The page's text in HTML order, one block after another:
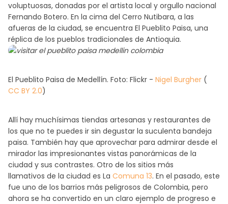
voluptuosas, donadas por el artista local y orgullo nacional
Fernando Botero. En la cima del Cerro Nutibara, a las
afueras de la ciudad, se encuentra El Pueblito Paisa, una
réplica de los pueblos tradicionales de Antioquia.
El Pueblito Paisa de Medellín. Foto: Flickr - Nigel Burgher (
CC BY 2.0)
Allí hay muchísimas tiendas artesanas y restaurantes de
los que no te puedes ir sin degustar la suculenta bandeja
paisa. También hay que aprovechar para admirar desde el
mirador las impresionantes vistas panorámicas de la
ciudad y sus contrastes. Otro de los sitios más
llamativos de la ciudad es La Comuna 13. En el pasado, este
fue uno de los barrios más peligrosos de Colombia, pero
ahora se ha convertido en un claro ejemplo de progreso e